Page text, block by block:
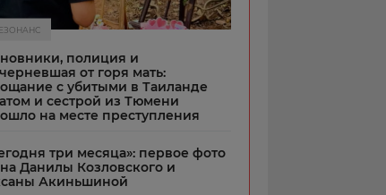
полиция и
от горя мать:
с убитыми в Таиланде
и сестрой из Тюмени
на месте преступления
три месяца»: первое фото
Данилы Козловского и
Акиньшиной